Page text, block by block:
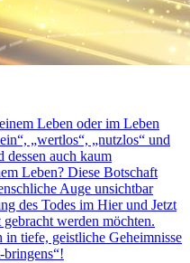
Leben oder im Leben
„wertlos“, „nutzlos“ und
dessen auch kaum
Leben? Diese Botschaft
Auge unsichtbar
des Todes im Hier und Jetzt
werden möchten.
in tiefe, geistliche Geheimnisse
bringens“!